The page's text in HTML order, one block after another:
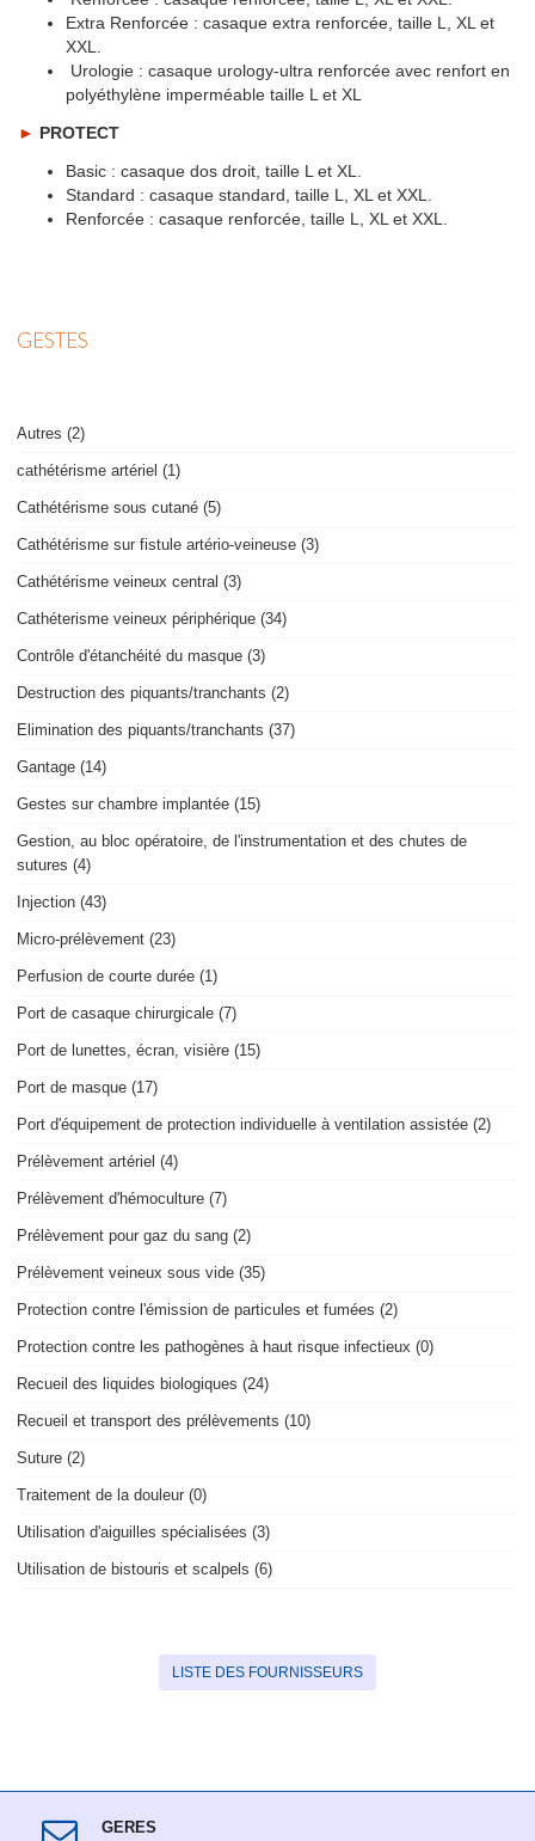
Extra Renforcée : casaque extra renforcée, taille L, XL et
XXL.
Urologie : casaque urology-ultra renforcée avec renfort en
polyéthylène imperméable taille L et XL
► PROTECT
Basic : casaque dos droit, taille L et XL.
Standard : casaque standard, taille L, XL et XXL.
Renforcée : casaque renforcée, taille L, XL et XXL.
GESTES
Autres (2)
cathétérisme artériel (1)
Cathétérisme sous cutané (5)
Cathétérisme sur fistule artério-veineuse (3)
Cathétérisme veineux central (3)
Cathéterisme veineux périphérique (34)
Contrôle d'étanchéité du masque (3)
Destruction des piquants/tranchants (2)
Elimination des piquants/tranchants (37)
Gantage (14)
Gestes sur chambre implantée (15)
Gestion, au bloc opératoire, de l'instrumentation et des chutes de
sutures (4)
Injection (43)
Micro-prélèvement (23)
Perfusion de courte durée (1)
Port de casaque chirurgicale (7)
Port de lunettes, écran, visière (15)
Port de masque (17)
Port d'équipement de protection individuelle à ventilation assistée (2)
Prélèvement artériel (4)
Prélèvement d'hémoculture (7)
Prélèvement pour gaz du sang (2)
Prélèvement veineux sous vide (35)
Protection contre l'émission de particules et fumées (2)
Protection contre les pathogènes à haut risque infectieux (0)
Recueil des liquides biologiques (24)
Recueil et transport des prélèvements (10)
Suture (2)
Traitement de la douleur (0)
Utilisation d'aiguilles spécialisées (3)
Utilisation de bistouris et scalpels (6)
LISTE DES FOURNISSEURS
GERES